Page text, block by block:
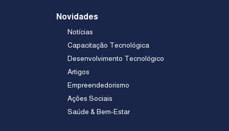
Novidades
Notícias
Capacitação Tecnológica
Desenvolvimento Tecnológico
Artigos
Empreendedorismo
Ações Sociais
Saúde & Bem-Estar